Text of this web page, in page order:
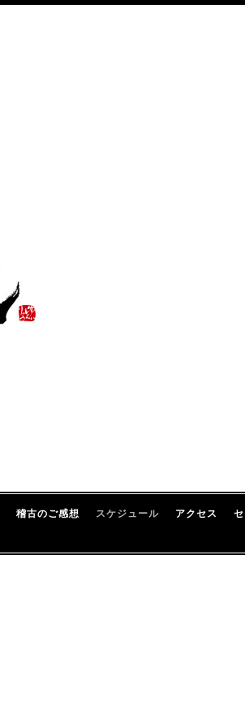
稽古のご感想 スケジュール アクセス